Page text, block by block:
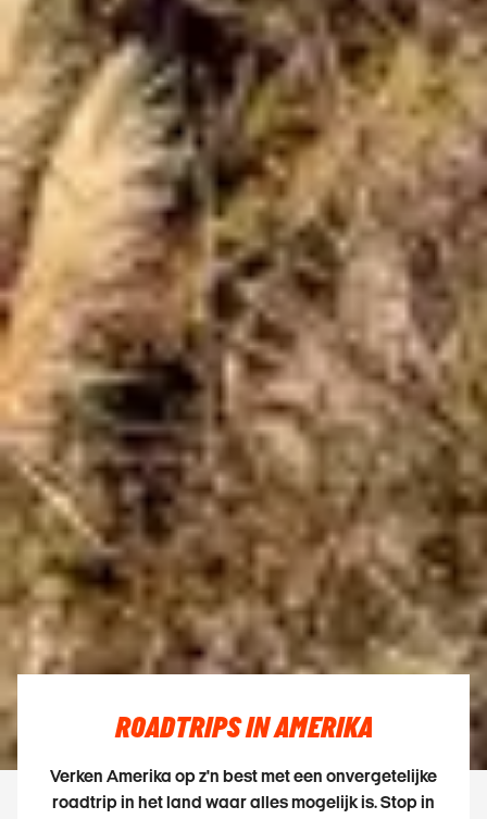
ROADTRIPS IN AMERIKA
Verken Amerika op z'n best met een onvergetelijke
roadtrip in het land waar alles mogelijk is. Stop in